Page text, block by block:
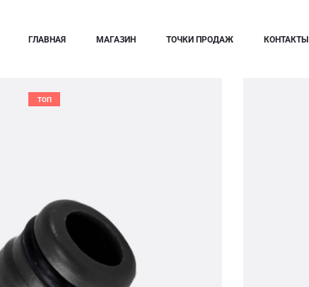
ГЛАВНАЯ МАГАЗИН ТОЧКИ ПРОДАЖ КОНТАКТЫ
ТОП